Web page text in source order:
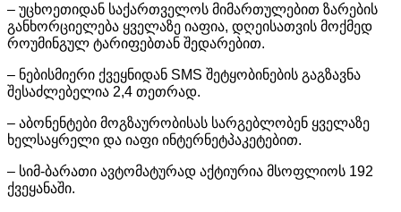
– უცხოეთიდან საქართველოს მიმართულებით ზარების
განხორციელება ყველაზე იაფია, დღეისათვის მოქმედ
როუმინგულ ტარიფებთან შედარებით.
– ნებისმიერი ქვეყნიდან SMS შეტყობინების გაგზავნა
შესაძლებელია 2,4 თეთრად.
– აბონენტები მოგზაურობისას სარგებლობენ ყველაზე
ხელსაყრელი და იაფი ინტერნეტპაკეტებით.
– სიმ-ბარათი ავტომატურად აქტიურია მსოფლიოს 192
ქვეყანაში.